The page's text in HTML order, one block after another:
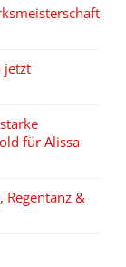
jetzt
für Alissa
Regentanz &